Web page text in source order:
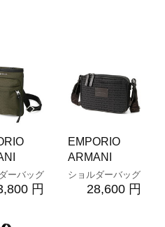
ーバッグ
円
EMPORIO
ARMANI
ショルダーバッグ
28,600 円